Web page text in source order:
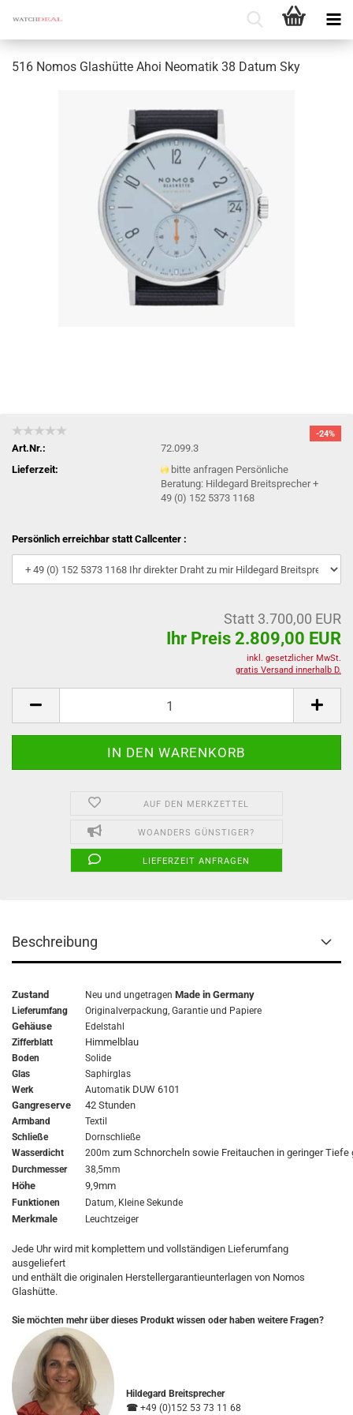
516 Nomos Glas­hüt­te Ahoi Neo­ma­tik 38 Datum Sky
-24%
Art.Nr.:
72.099.3
Lieferzeit:
bitte anfragen Persönliche
Beratung: Hildegard Breitsprecher +
49 (0) 152 5373 1168
Persönlich erreichbar statt Callcenter :
Statt 3.700,00 EUR
Ihr Preis 2.809,00 EUR
inkl. gesetzlicher MwSt.
gratis Versand innerhalb D.
AUF DEN MERKZETTEL
WOANDERS GÜNSTIGER?
LIEFERZEIT ANFRAGEN
Beschreibung
Zustand Neu und ungetragen Made in Germany
Lieferumfang Originalverpackung, Garantie und Papiere
Gehäuse
Edelstahl
Zifferblatt
Himmelblau
Boden
Solide
Glas
Saphirglas
Werk
Automatik DUW 6101
Gangreserve
42 Stunden
Armband
Textil
Schließe
Dornschließe
Wasserdicht
200m zum Schnorcheln sowie Freitauchen in geringer Tiefe
Durchmesser 38,5mm
Höhe 9,9mm
Funktionen Datum, Kleine Sekunde
Merkmale Leuchtzeiger
Jede Uhr wird mit komplettem und vollständigen Lieferumfang
ausgeliefert
und enthält die originalen Herstellergarantieunterlagen von Nomos
Glashütte.
Sie möchten mehr über dieses Produkt wissen oder haben weitere Fragen?
Hildegard Breitsprecher
☎ +49 (0)152 53 73 11 68